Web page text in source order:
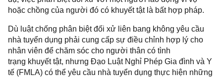
hoặc chồng của người đó có khuyết tật là bất hợp pháp.
Dù luật chống phân biệt đối xử liên bang không yêu cầu
nhà tuyển dụng phải cung cấp sự điều chỉnh hợp lý cho
nhân viên để chăm sóc cho người thân có tình
trạng khuyết tật, nhưng Đạo Luật Nghỉ Phép Gia đình và Y
tế (FMLA) có thể yêu cầu nhà tuyển dụng thực hiện những